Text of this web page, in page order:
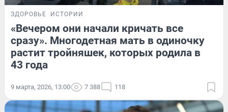
ЗДОРОВЬЕ ИСТОРИИ
«Вечером они начали кричать все
сразу». Многодетная мать в одиночку
растит тройняшек, которых родила в
43 года
9 марта, 2026, 13:00 7 388 118